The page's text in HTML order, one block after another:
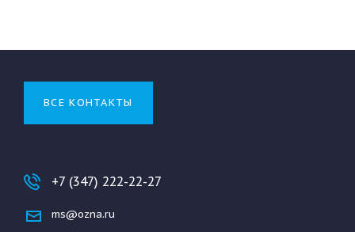
ВСЕ КОНТАКТЫ
+7 (347) 222-22-27
ms@ozna.ru